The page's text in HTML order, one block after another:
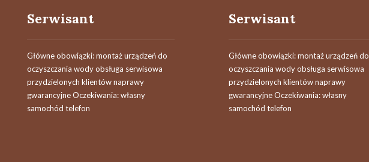
Serwisant
Główne obowiązki: montaż urządzeń do
oczyszczania wody obsługa serwisowa
przydzielonych klientów naprawy
gwarancyjne Oczekiwania: własny
samochód telefon
Serwisant
Główne obowiązki: montaż urządzeń do
oczyszczania wody obsługa serwisowa
przydzielonych klientów naprawy
gwarancyjne Oczekiwania: własny
samochód telefon